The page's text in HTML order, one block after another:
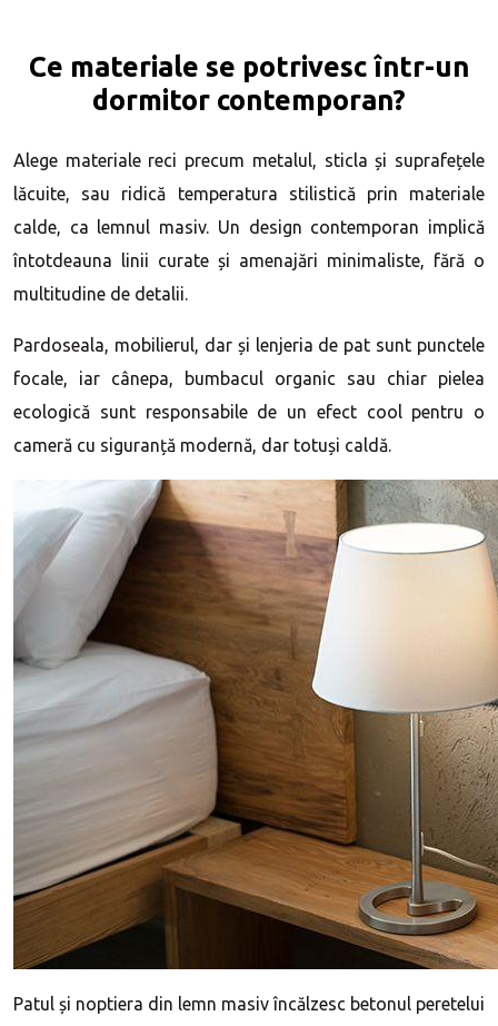
Ce materiale se potrivesc într-un
dormitor contemporan?
Alege materiale reci precum metalul, sticla și suprafețele
lăcuite, sau ridică temperatura stilistică prin materiale
calde, ca lemnul masiv. Un design contemporan implică
întotdeauna linii curate și amenajări minimaliste, fără o
multitudine de detalii.
Pardoseala, mobilierul, dar și lenjeria de pat sunt punctele
focale, iar cânepa, bumbacul organic sau chiar pielea
ecologică sunt responsabile de un efect cool pentru o
cameră cu siguranță modernă, dar totuși caldă.
Patul și noptiera din lemn masiv încălzesc betonul peretelui